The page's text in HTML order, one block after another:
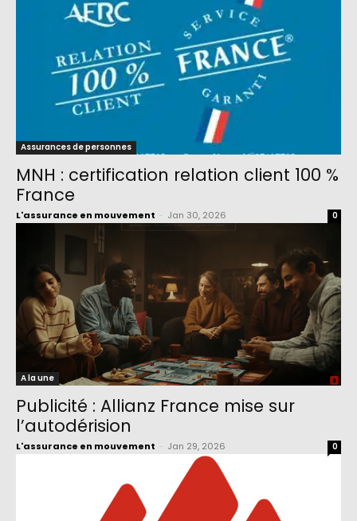
Assurances de personnes
MNH : certification relation client 100 %
France
L'assurance en mouvement Jan 30, 2026 0
A la une
Publicité : Allianz France mise sur
l’autodérision
L'assurance en mouvement Jan 29, 2026 0